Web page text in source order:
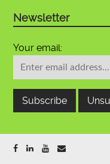
Newsletter
Your email: